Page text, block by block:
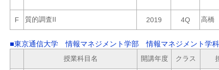
F 質的調査II 2019 4Q 高橋
■東京通信大学 情報マネジメント学部 情報マネジメント学
授業科目名 開講年度 クラス